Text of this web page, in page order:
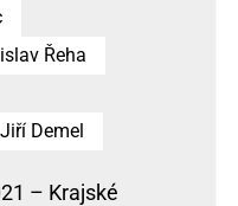
Řeha
Jiří Demel
– Krajské